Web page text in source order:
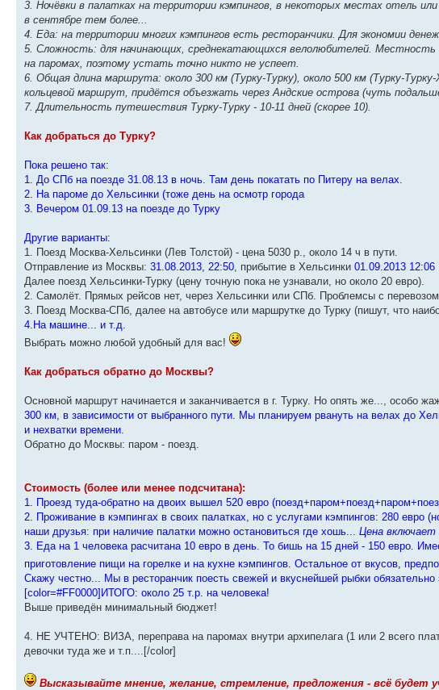
3. Ночёвки в палатках на территории кэмпингов, в некоторых местах отель
в сентябре тем более...
4. Еда: на территории многих кэмпингов есть ресторанчики. Для экономии
5. Сложность: для начинающих, среднекатающихся велолюбителей.
на паромах, поэтому устать точно никто не успеет.
6. Общая длина маршрута: около 300 км (Турку-Турку), около 500 км (Турку-
кольцевой маршрут, придётся объезжать через Андские острова (чуть
7. Длительность путешествия Турку-Турку - 10-11 дней (скорее 10).
Как добраться до Турку?
Пока решено так:
1. До СПб на поезде 31.08.13 в ночь. Там день покатать по Питеру на велах.
2. На пароме до Хельсинки (тоже день на осмотр города
3. Вечером 01.09.13 на поезде до Турку
Другие варианты:
1. Поезд Москва-Хельсинки (Лев Толстой) - цена 5030 р., около 14 ч в пути.
Отправление из Москвы: 31.08.2013, 22:50 , прибытие в Хельсинки 01.09.2013 12:06
Далее поезд Хельсинки-Турку (цену точную пока не узнавали, но около 20 евро).
2. Самолёт. Прямых рейсов нет, через Хельсинки или СПб. Проблемсы с
3. Поезд Москва-СПб, далее на автобусе или маршрутке до Турку (пишут, что
4.На машине... и т.д.
Выбрать можно любой удобный для вас!
Как добраться обратно до Москвы?
Основной маршрут начинается и заканчивается в г. Турку. Но опять же..., особо
300 км, в зависимости от выбранного пути. Мы планируем рвануть на велах до
и нехватки времени.
Обратно до Москвы: паром - поезд.
Стоимость (более или менее подсчитана):
1. Проезд туда-обратно на двоих вышел 520 евро
2. Проживание в кэмпингах в своих палатках, но с услугами кэмпингов: 280 евро
наши друзья: при наличие палатки можно остановиться где хошь... Цена включает
3. Еда на 1 человека расчитана 10 евро в день. То бишь на 15 дней - 150 евро.
приготовление пищи на горелке и на кухне кэмпингов. Остальное от вкусов,
Скажу честно... Мы в ресторанчик поесть свежей и вкуснейшей рыбки обязательно
[color=#FF0000]ИТОГО: около 25 т.р. на человека!
Выше приведён минимальный бюджет!
4. НЕ УЧТЕНО: ВИЗА, переправа на паромах внутри архипелага (1 или 2 всего
девочки туда же и т.п....[/color]
Высказывайте мнение, желание, стремление, предложения - всё будет